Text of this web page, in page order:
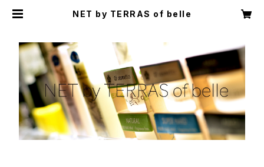
NET by TERRAS of belle